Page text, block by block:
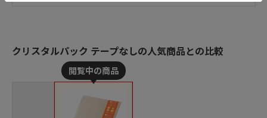
クリスタルパック テープなしの人気商品との比較